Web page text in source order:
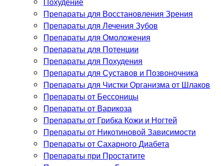
Препараты для Восстановления Зрения
Препараты для Лечения Зубов
Препараты для Омоложения
Препараты для Потенции
Препараты для Похудения
Препараты для Суставов и Позвоночника
Препараты для Чистки Организма от Шлаков
Препараты от Бессоницы
Препараты от Варикоза
Препараты от Грибка Кожи и Ногтей
Препараты от Никотиновой Зависимости
Препараты от Сахарного Диабета
Препараты при Простатите